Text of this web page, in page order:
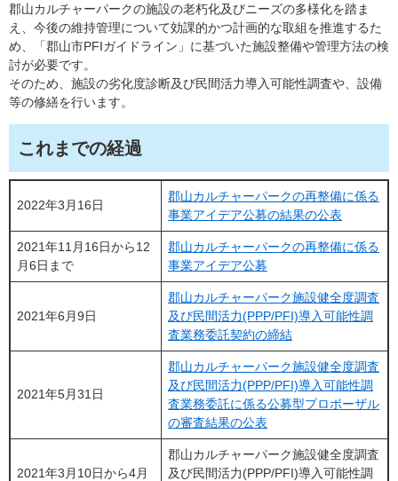
郡山カルチャーパークの施設の老朽化及びニーズの多様化を踏ま
え、今後の維持管理について効課的かつ計画的な取組を推進するた
め、「郡山市PFIガイドライン」に基づいた施設整備や管理方法の検
討が必要です。
そのため、施設の劣化度診断及び民間活力導入可能性調査や、設備
等の修繕を行います。
これまでの経過
2022年3月16日
郡山カルチャーパークの再整備に係る
事業アイデア公募の結果の公表
2021年11月16日から12
月6日まで
郡山カルチャーパークの再整備に係る
事業アイデア公募
2021年6月9日
郡山カルチャーパーク施設健全度調査
及び民間活力(PPP/PFI)導入可能性調
査業務委託契約の締結
2021年5月31日
郡山カルチャーパーク施設健全度調査
及び民間活力(PPP/PFI)導入可能性調
査業務委託に係る公募型プロポーザル
の審査結果の公表
2021年3月10日から4月
郡山カルチャーパーク施設健全度調査
及び民間活力(PPP/PFI)導入可能性調